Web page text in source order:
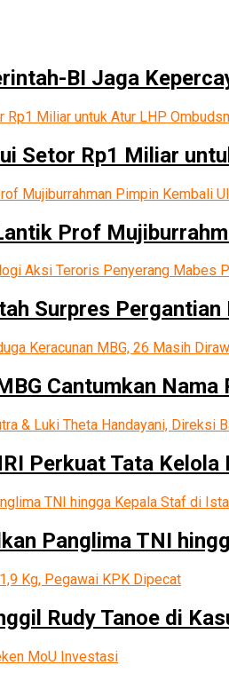
BI Jaga
Setor Rp1 Miliar
Prof
Surpres Pergantian
Cantumkan
Perkuat Tata Kelola
Panglima TNI
Rudy Tanoe di